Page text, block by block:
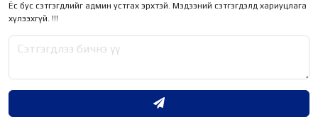
Ёс бус сэтгэгдлийг админ устгах эрхтэй. Мэдээний сэтгэгдэлд хариуцлага
хүлээхгүй. !!!